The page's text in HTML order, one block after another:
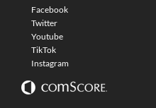
Facebook
Twitter
Youtube
TikTok
Instagram